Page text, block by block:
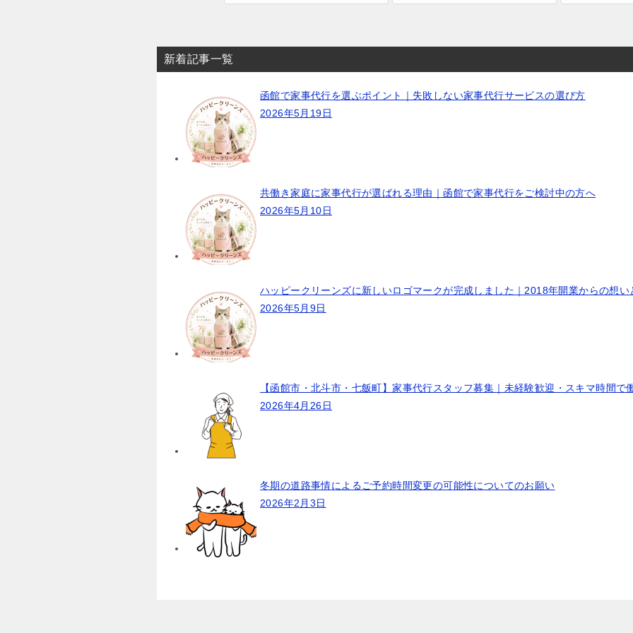
新着記事一覧
函館で家事代行を選ぶポイント｜失敗しない家事代行サービスの選び方
2026年5月19日
共働き家庭に家事代行が選ばれる理由｜函館で家事代行をご検討中の方へ
2026年5月10日
ハッピークリーンズに新しいロゴマークが完成しました｜2018年開業からの想い
2026年5月9日
【函館市・北斗市・七飯町】家事代行スタッフ募集｜未経験歓迎・スキマ時間で
2026年4月26日
冬期の道路事情によるご予約時間変更の可能性についてのお願い
2026年2月3日